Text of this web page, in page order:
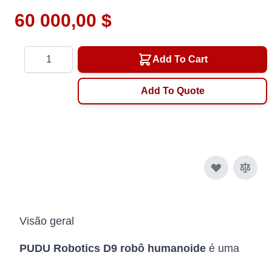
60 000,00 $
Add To Cart
Add To Quote
Visão geral
PUDU Robotics D9 robô humanoide é uma